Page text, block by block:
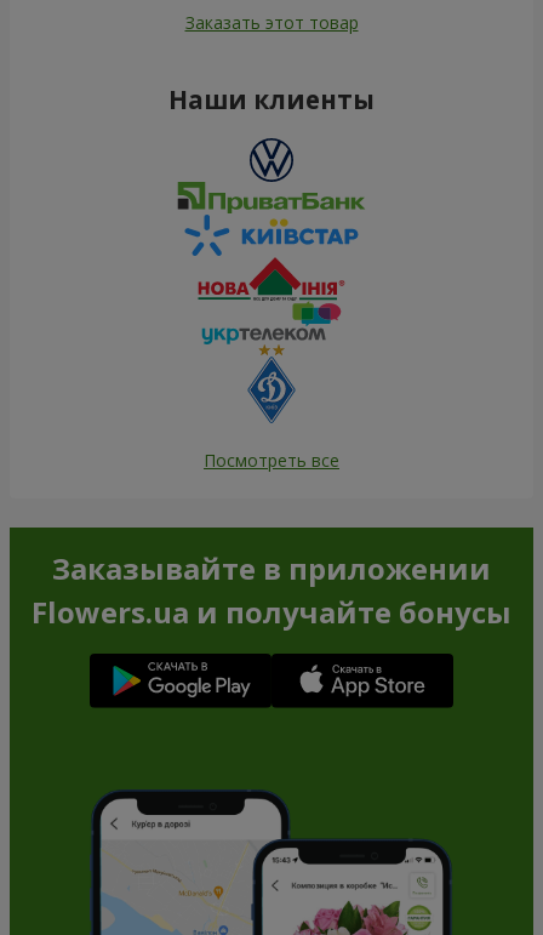
Заказать этот товар
Наши клиенты
Посмотреть все
Заказывайте в приложении
Flowers.ua и получайте бонусы